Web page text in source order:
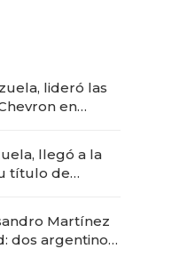
lideró las
en
llegó a la
título de
Martínez
dos argentinos